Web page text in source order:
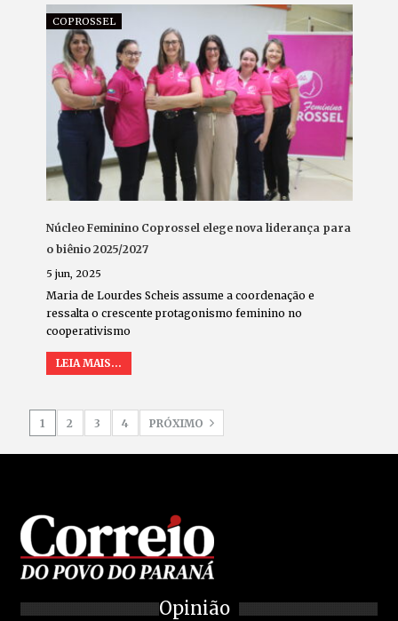
COPROSSEL
Núcleo Feminino Coprossel elege nova liderança para
o biênio 2025/2027
5 jun, 2025
Maria de Lourdes Scheis assume a coordenação e
ressalta o crescente protagonismo feminino no
cooperativismo
LEIA MAIS...
1 2 3 4 PRÓXIMO
Opinião